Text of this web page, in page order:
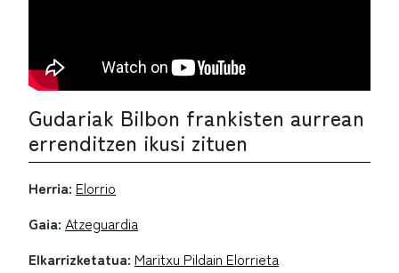
Gudariak Bilbon frankisten aurrean
errenditzen ikusi zituen
Herria: Elorrio
Gaia: Atzeguardia
Elkarrizketatua: Maritxu Pildain Elorrieta